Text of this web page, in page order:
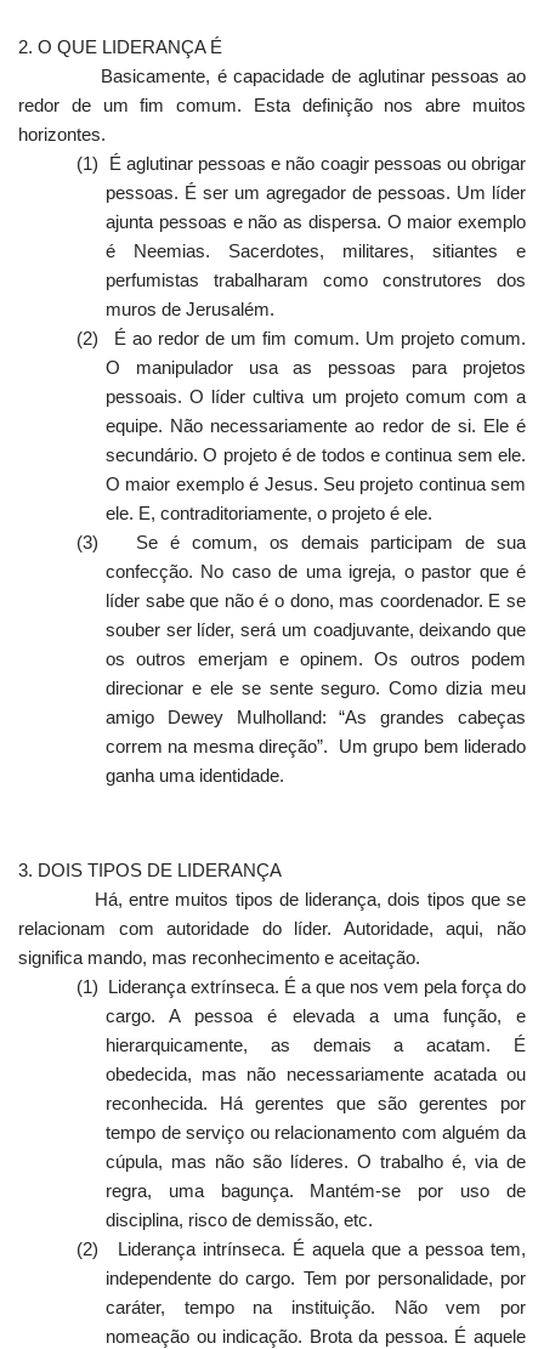
2. O QUE LIDERANÇA É
Basicamente, é capacidade de aglutinar pessoas ao
redor de um fim comum. Esta definição nos abre muitos
horizontes.
(1)
É aglutinar pessoas e não coagir pessoas ou obrigar
pessoas. É ser um agregador de pessoas. Um líder
ajunta pessoas e não as dispersa. O maior exemplo
é Neemias. Sacerdotes, militares, sitiantes e
perfumistas trabalharam como construtores dos
muros de Jerusalém.
(2)
É ao redor de um fim comum. Um projeto comum.
O manipulador usa as pessoas para projetos
pessoais. O líder cultiva um projeto comum com a
equipe. Não necessariamente ao redor de si. Ele é
secundário. O projeto é de todos e continua sem ele.
O maior exemplo é Jesus. Seu projeto continua sem
ele. E, contraditoriamente, o projeto é ele.
(3)
Se é comum, os demais participam de sua
confecção. No caso de uma igreja, o pastor que é
líder sabe que não é o dono, mas coordenador. E se
souber ser líder, será um coadjuvante, deixando que
os outros emerjam e opinem. Os outros podem
direcionar e ele se sente seguro. Como dizia meu
amigo Dewey Mulholland: “As grandes cabeças
correm na mesma direção”. Um grupo bem liderado
ganha uma identidade.
3. DOIS TIPOS DE LIDERANÇA
Há, entre muitos tipos de liderança, dois tipos que se
relacionam com autoridade do líder. Autoridade, aqui, não
significa mando, mas reconhecimento e aceitação.
(1) Liderança extrínseca. É a que nos vem pela força do
cargo. A pessoa é elevada a uma função, e
hierarquicamente, as demais a acatam. É
obedecida, mas não necessariamente acatada ou
reconhecida. Há gerentes que são gerentes por
tempo de serviço ou relacionamento com alguém da
cúpula, mas não são líderes. O trabalho é, via de
regra, uma bagunça. Mantém-se por uso de
disciplina, risco de demissão, etc.
(2)
Liderança intrínseca. É aquela que a pessoa tem,
independente do cargo. Tem por personalidade, por
caráter, tempo na instituição. Não vem por
nomeação ou indicação. Brota da pessoa. É aquele